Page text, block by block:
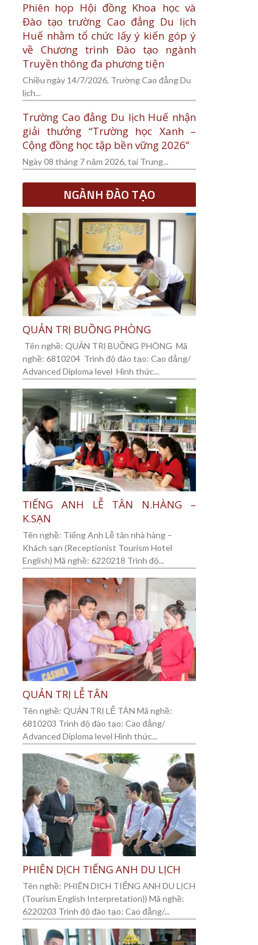
Phiên họp Hội đồng Khoa học và
Đào tạo trường Cao đẳng Du lịch
Huế nhằm tổ chức lấy ý kiến góp ý
về Chương trình Đào tạo ngành
Truyền thông đa phương tiện
Chiều ngày 14/7/2026, Trường Cao đẳng Du
lịch...
Trường Cao đẳng Du lịch Huế nhận
giải thưởng “Trường học Xanh –
Cộng đồng học tập bền vững 2026”
Ngày 08 tháng 7 năm 2026, tại Trung...
NGÀNH ĐÀO TẠO
QUẢN TRỊ BUỒNG PHÒNG
Tên nghề: QUẢN TRỊ BUỒNG PHÒNG Mã
nghề: 6810204 Trình độ đào tạo: Cao đẳng/
Advanced Diploma level Hình thức...
TIẾNG ANH LỄ TÂN N.HÀNG –
K.SẠN
Tên nghề: Tiếng Anh Lễ tân nhà hàng –
Khách sạn (Receptionist Tourism Hotel
English) Mã nghề: 6220218 Trình độ...
QUẢN TRỊ LỄ TÂN
Tên nghề: QUẢN TRỊ LỄ TÂN Mã nghề:
6810203 Trình độ đào tạo: Cao đẳng/
Advanced Diploma level Hình thức...
PHIÊN DỊCH TIẾNG ANH DU LỊCH
Tên nghề: PHIÊN DỊCH TIẾNG ANH DU LỊCH
(Tourism English Interpretation)) Mã nghề:
6220203 Trình độ đào tạo: Cao đẳng/...